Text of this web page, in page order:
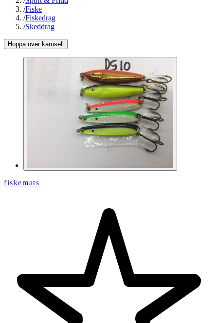
/Fiske
/Fiskedrag
/Skeddrag
Hoppa över karusell
fiskemats